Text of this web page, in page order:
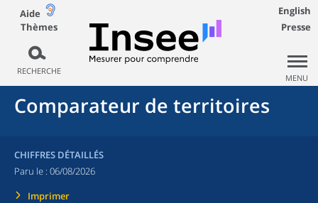
Aide
Thèmes
RECHERCHE
English
Presse
MENU
Comparateur de territoires
CHIFFRES DÉTAILLÉS
Paru le : 06/08/2026
Imprimer